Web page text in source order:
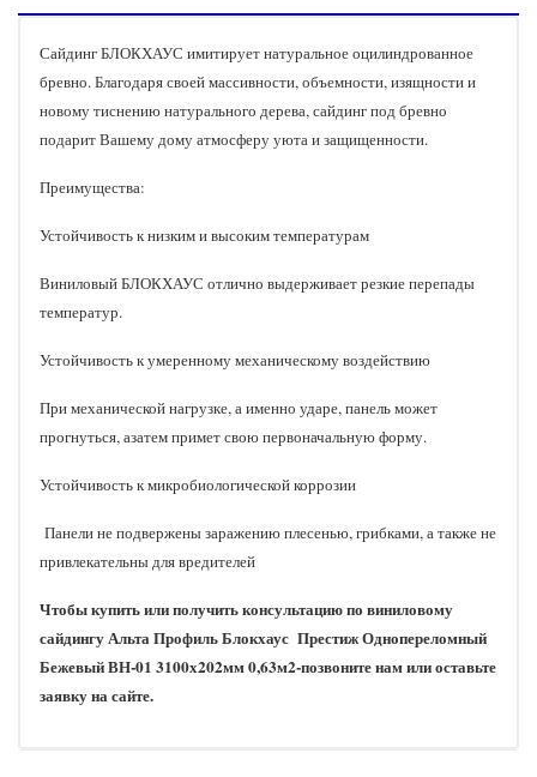
Сайдинг БЛОКХАУС имитирует натуральное оцилиндрованное
бревно. Благодаря своей массивности, объемности, изящности и
новому тиснению натурального дерева, сайдинг под бревно
подарит Вашему дому атмосферу уюта и защищенности.
Преимущества:
Устойчивость к низким и высоким температурам
Виниловый БЛОКХАУС отлично выдерживает резкие перепады
температур.
Устойчивость к умеренному механическому воздействию
При механической нагрузке, а именно ударе, панель может
прогнуться, азатем примет свою первоначальную форму.
Устойчивость к микробиологической коррозии
Панели не подвержены заражению плесенью, грибками, а также не
привлекательны для вредителей
Чтобы купить или получить консультацию по виниловому
сайдингу Альта Профиль Блокхаус Престиж Однопереломный
Бежевый ВН-01 3100х202мм 0,63м2-позвоните нам или оставьте
заявку на сайте.